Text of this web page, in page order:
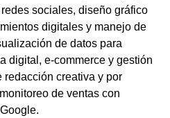
sociales, diseño gráfico
digitales y manejo de
de datos para
digital, e-commerce y gestión
creativa y por
de ventas con